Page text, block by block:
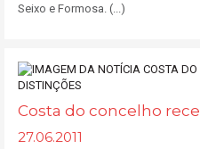
Seixo e Formosa. (...)
Costa do concelho
27.06.2011